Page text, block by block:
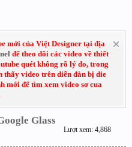
mới của Việt Designer tại địa
để theo dõi các video về thiết
quét không rõ lý do, trong
thấy video trên diễn đàn bị die
mới để tìm xem video sơ cua
Glass
Lượt xem: 4,868